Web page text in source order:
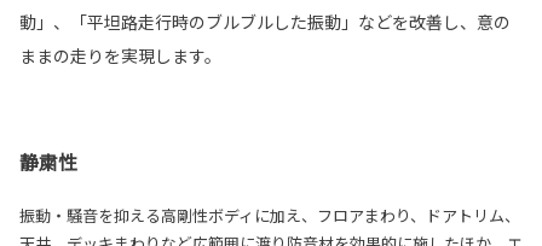
動」、「平坦路走行時のブルブルした振動」などを改善し、意の
ままの走りを実現します。
静粛性
振動・騒音を抑える高剛性ボディに加え、フロアまわり、ドアトリム、